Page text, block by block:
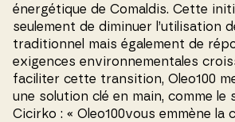
énergétique de Comaldis. Cette
seulement de diminuer l’utilisation
traditionnel mais également de
exigences environnementales
faciliter cette transition, Oleo100
une solution clé en main, comme le
Cicirko : « Oleo100vous emmène la